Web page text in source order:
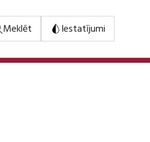
Meklēt Iestatījumi